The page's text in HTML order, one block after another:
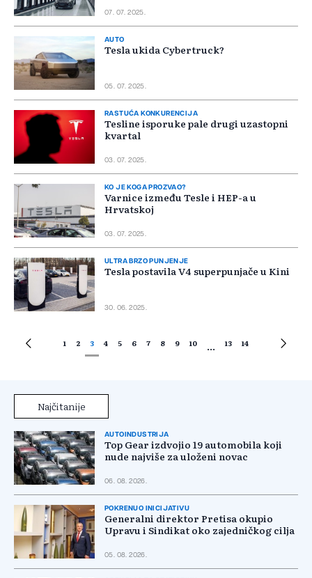
07. 07. 2025.
AUTO
Tesla ukida Cybertruck?
05. 07. 2025.
RASTUĆA KONKURENCIJA
Tesline isporuke pale drugi uzastopni
kvartal
03. 07. 2025.
KO JE KOGA PROZVAO?
Varnice između Tesle i HEP-a u
Hrvatskoj
03. 07. 2025.
ULTRA BRZO PUNJENJE
Tesla postavila V4 superpunjače u Kini
30. 06. 2025.
1 2 3 4 5 6 7 8 9 10 ... 13 14
Najčitanije
AUTOINDUSTRIJA
Top Gear izdvojio 19 automobila koji
nude najviše za uloženi novac
06. 08. 2026.
POKRENUO INICIJATIVU
Generalni direktor Pretisa okupio
Upravu i Sindikat oko zajedničkog cilja
05. 08. 2026.